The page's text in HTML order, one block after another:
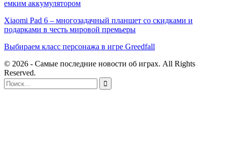
емким аккумулятором
Xiaomi Pad 6 – многозадачный планшет со скидками и
подарками в честь мировой премьеры
Выбираем класс персонажа в игре Greedfall
© 2026 - Самые последние новости об играх. All Rights
Reserved.